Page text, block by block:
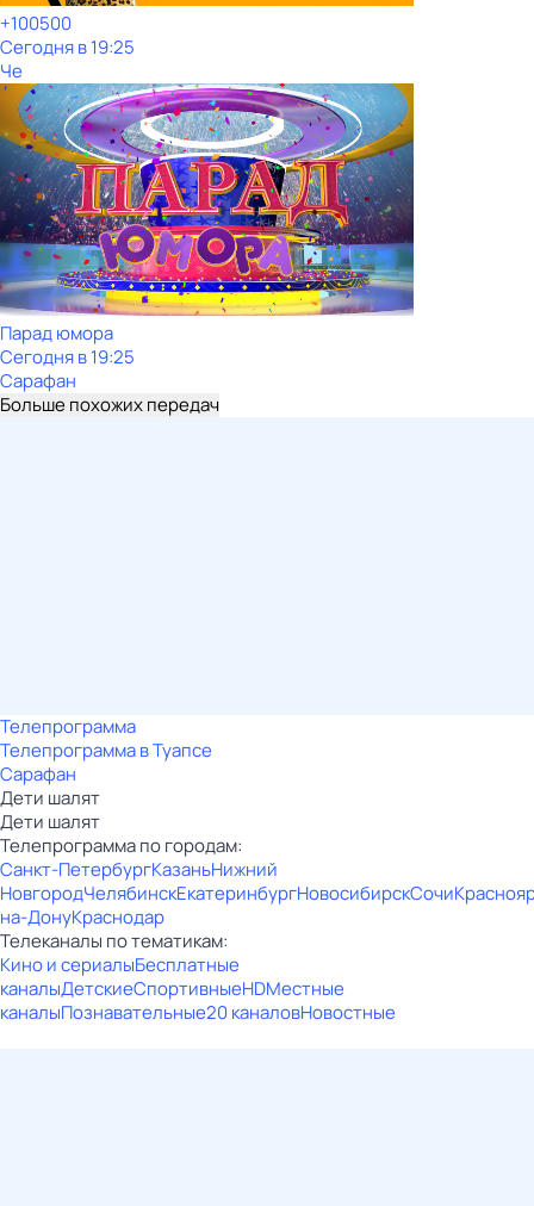
+100500
Сегодня в 19:25
Че
Парад юмора
Сегодня в 19:25
Сарафан
Больше похожих передач
Телепрограмма
Телепрограмма в Туапсе
Сарафан
Дети шалят
Дети шалят
Телепрограмма по городам:
Санкт-ПетербургКазаньНижний
НовгородЧелябинскЕкатеринбургНовосибирскСочи
на-ДонуКраснодар
Телеканалы по тематикам:
Кино и сериалыБесплатные
каналыДетскиеСпортивныеHDМестные
каналыПознавательные20 каналовНовостные